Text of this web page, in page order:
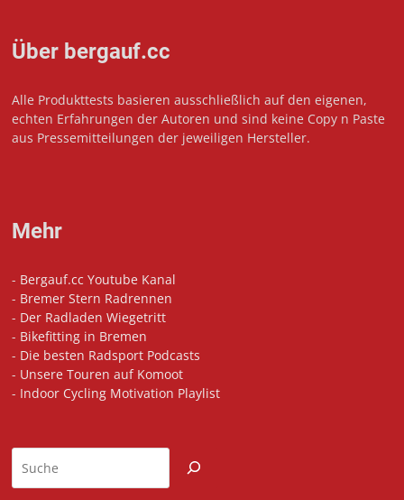
Über bergauf.cc
Alle Produkttests basieren ausschließlich auf den eigenen,
echten Erfahrungen der Autoren und sind keine Copy n Paste
aus Pressemitteilungen der jeweiligen Hersteller.
Mehr
- Bergauf.cc Youtube Kanal
- Bremer Stern Radrennen
- Der Radladen Wiegetritt
- Bikefitting in Bremen
- Die besten Radsport Podcasts
- Unsere Touren auf Komoot
- Indoor Cycling Motivation Playlist